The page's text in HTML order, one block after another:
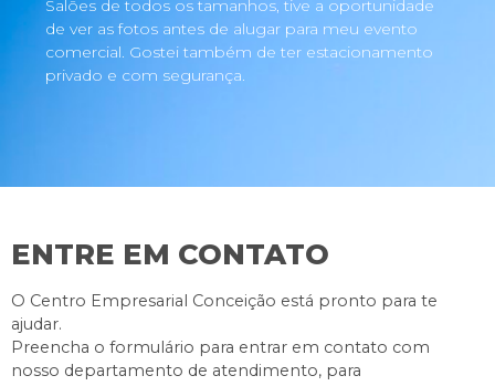
Salões de todos os tamanhos, tive a oportunidade
de ver as fotos antes de alugar para meu evento
comercial. Gostei também de ter estacionamento
privado e com segurança.
ENTRE EM CONTATO
O Centro Empresarial Conceição está pronto para te
ajudar.
Preencha o formulário para entrar em contato com
nosso departamento de atendimento, para